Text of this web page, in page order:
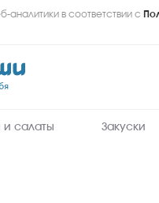
аналитики в соответствии с
и салаты Закуски